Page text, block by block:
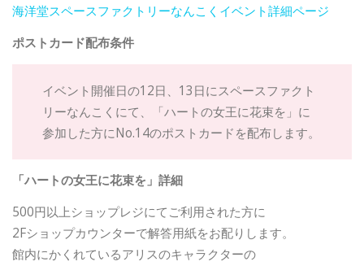
海洋堂スペースファクトリーなんこくイベント詳細ページ
ポストカード配布条件
イベント開催日の12日、13日にスペースファクト
リーなんこくにて、「ハートの女王に花束を」に
参加した方にNo.14のポストカードを配布します。
「ハートの女王に花束を」詳細
500円以上ショップレジにてご利用された方に
2Fショップカウンターで解答用紙をお配りします。
館内にかくれているアリスのキャラクターの